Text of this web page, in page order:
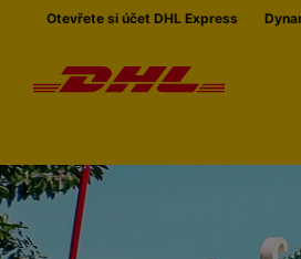
Přeskočit navigaci
Otevřete si účet DHL Express